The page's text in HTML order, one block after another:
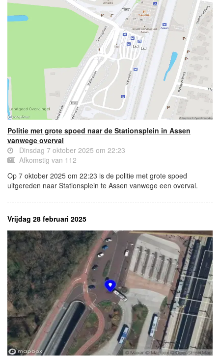
Politie met grote spoed naar de Stationsplein in Assen
vanwege overval
Dinsdag 7 oktober 2025 om 22:23
Afkomstig van 112
Op 7 oktober 2025 om 22:23 is de politie met grote spoed
uitgereden naar Stationsplein te Assen vanwege een overval.
Vrijdag 28 februari 2025